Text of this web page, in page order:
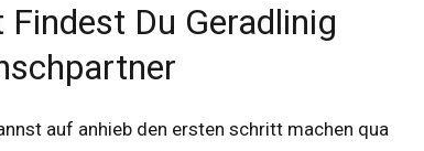
Du Geradlinig
auf anhieb den ersten schritt machen qua